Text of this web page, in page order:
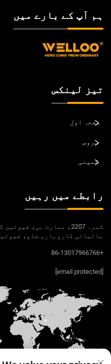
ہم آپ کے بارے میں
تیز لینکس
صفحہ اول
سروس
کمپنی
رابطے میں رہیں
مالیاتی کاروباری ضلع،
+86-13017966766